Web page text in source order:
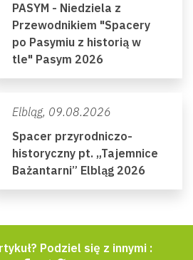
PASYM - Niedziela z
Przewodnikiem "Spacery
po Pasymiu z historią w
tle" Pasym 2026
Elbląg, 09.08.2026
Spacer przyrodniczo-
historyczny pt. „Tajemnice
Bażantarni” Elbląg 2026
Podziel się z innymi :